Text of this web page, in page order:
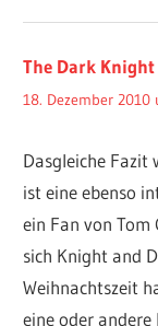
The Dark Knight
18. Dezember 2010
Dasgleiche Fazit
ist eine ebenso
ein Fan von
sich Knight and
Weihnachtszeit
eine oder